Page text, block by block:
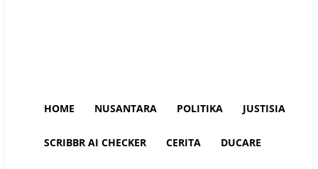
HOME NUSANTARA POLITIKA JUSTISIA
SCRIBBR AI CHECKER CERITA DUCARE